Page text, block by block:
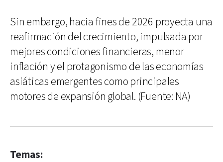
Sin embargo, hacia fines de 2026 proyecta una
reafirmación del crecimiento, impulsada por
mejores condiciones financieras, menor
inflación y el protagonismo de las economías
asiáticas emergentes como principales
motores de expansión global. (Fuente: NA)
Temas: